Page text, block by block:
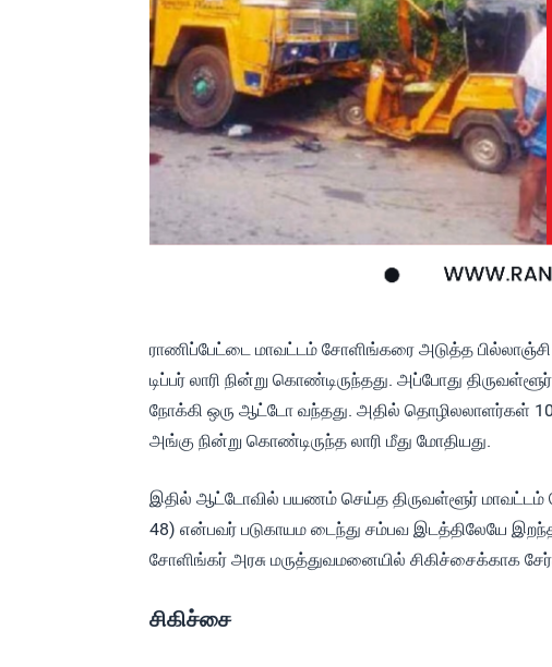
ராணிப்பேட்டை மாவட்டம் சோளிங்கரை அடுத்த
டிப்பர் லாரி நின்று கொண்டிருந்தது. அப்போது
நோக்கி ஒரு ஆட்டோ வந்தது. அதில் தொழிலலாளர்கள்
அங்கு நின்று கொண்டிருந்த லாரி மீது மோதியது.
இதில் ஆட்டோவில் பயணம் செய்த திருவள்ளூர் மாவட்டம்
48) என்பவர் படுகாயம டைந்து சம்பவ இடத்திலேயே
சோளிங்கர் அரசு மருத்துவமனையில் சிகிச்சைக்காக
சிகிச்சை